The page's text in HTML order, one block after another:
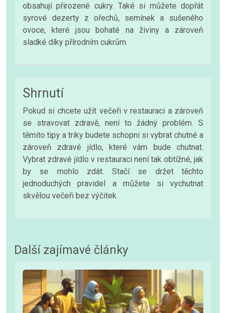
obsahují přirozené cukry. Také si můžete dopřát
syrové dezerty z ořechů, semínek a sušeného
ovoce, které jsou bohaté na živiny a zároveň
sladké díky přírodním cukrům.
Shrnutí
Pokud si chcete užít večeři v restauraci a zároveň
se stravovat zdravě, není to žádný problém. S
těmito tipy a triky budete schopni si vybrat chutné a
zároveň zdravé jídlo, které vám bude chutnat.
Vybrat zdravé jídlo v restauraci není tak obtížné, jak
by se mohlo zdát. Stačí se držet těchto
jednoduchých pravidel a můžete si vychutnat
skvělou večeři bez výčitek.
Další zajímavé články